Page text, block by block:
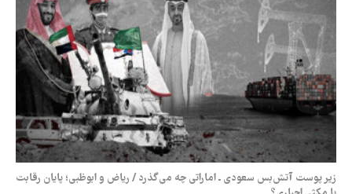
زیر پوست آتش‌بس سعودی ـ اماراتی چه می‌گذرد / ریاض و ابوظبی؛ پایان رقابت